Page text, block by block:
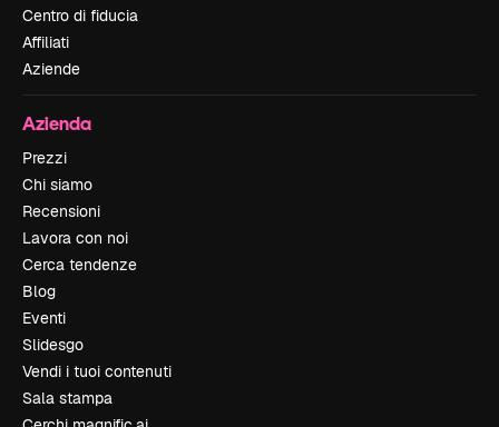
Centro di fiducia
Affiliati
Aziende
Azienda
Prezzi
Chi siamo
Recensioni
Lavora con noi
Cerca tendenze
Blog
Eventi
Slidesgo
Vendi i tuoi contenuti
Sala stampa